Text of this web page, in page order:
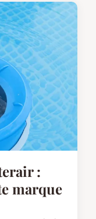
:
marque